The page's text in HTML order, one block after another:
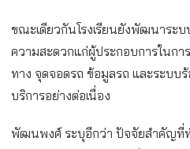
ขณะเดียวกันโรงเรียนยังพัฒนาระ
ความสะดวกแก่ผู้ประกอบการในก
ทาง จุดจอดรถ ข้อมูลรถ และระบบ
บริการอย่างต่อเนื่อง
พัฒนพงศ์ ระบุอีกว่า ปัจจัยสำคัญที่ท